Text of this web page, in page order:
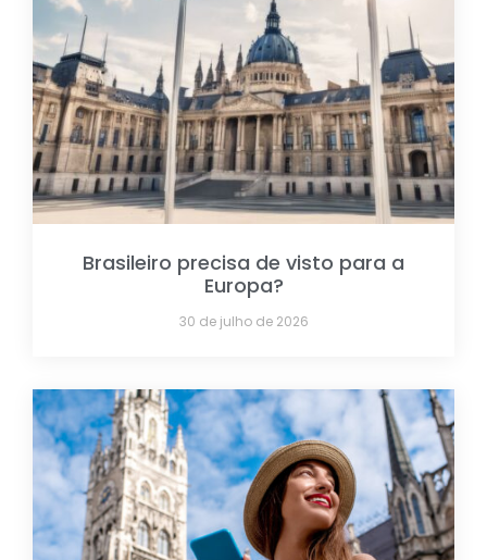
Brasileiro precisa de visto para a
Europa?
30 de julho de 2026